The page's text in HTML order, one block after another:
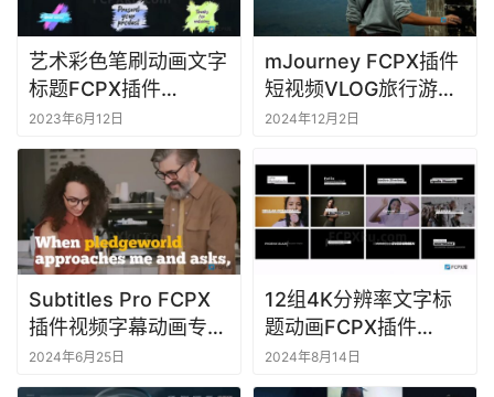
艺术彩色笔刷动画文字
标题FCPX插件
Colorful Brush
Strokes Titles
2023年6月12日
mJourney FCPX插件
短视频VLOG旅行游记
视频编辑文字标题转场
2024年12月2日
Subtitles Pro FCPX
插件视频字幕动画专业
版
2024年6月25日
12组4K分辨率文字标
题动画FCPX插件
Lower Thirds 3.0
2024年8月14日